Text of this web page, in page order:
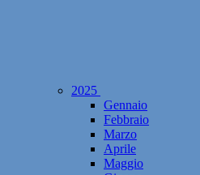
2025
Gennaio
Febbraio
Marzo
Aprile
Maggio